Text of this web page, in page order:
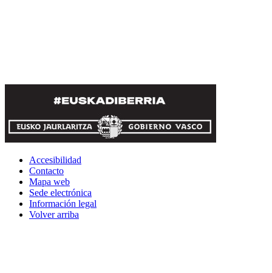
Accesibilidad
Contacto
Mapa web
Sede electrónica
Información legal
Volver arriba